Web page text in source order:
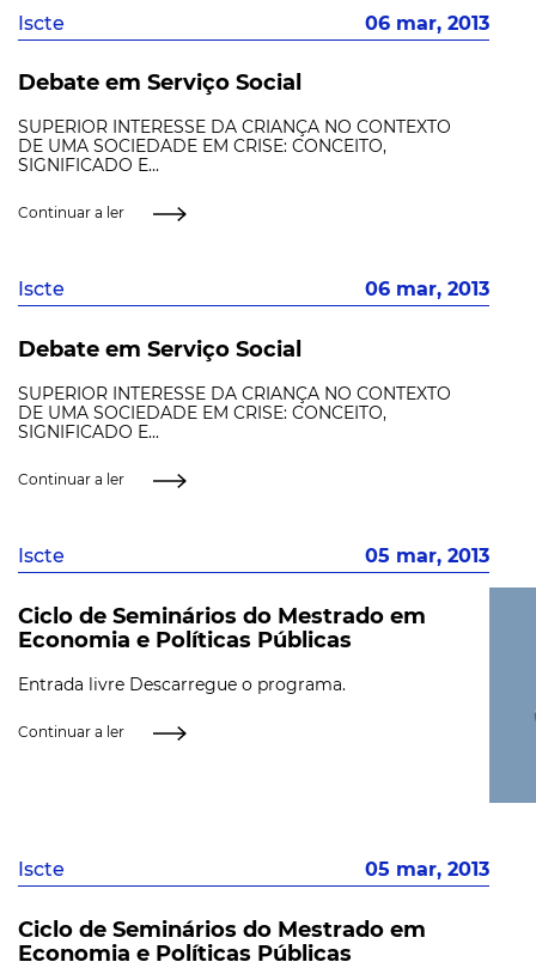
Iscte 06 mar, 2013
Debate em Serviço Social
SUPERIOR INTERESSE DA CRIANÇA NO CONTEXTO
DE UMA SOCIEDADE EM CRISE: CONCEITO,
SIGNIFICADO E...
Continuar a ler
Iscte 06 mar, 2013
Debate em Serviço Social
SUPERIOR INTERESSE DA CRIANÇA NO CONTEXTO
DE UMA SOCIEDADE EM CRISE: CONCEITO,
SIGNIFICADO E...
Continuar a ler
Iscte 05 mar, 2013
Ciclo de Seminários do Mestrado em
Economia e Políticas Públicas
Entrada livre Descarregue o programa.
Continuar a ler
Iscte 05 mar, 2013
Ciclo de Seminários do Mestrado em
Economia e Políticas Públicas